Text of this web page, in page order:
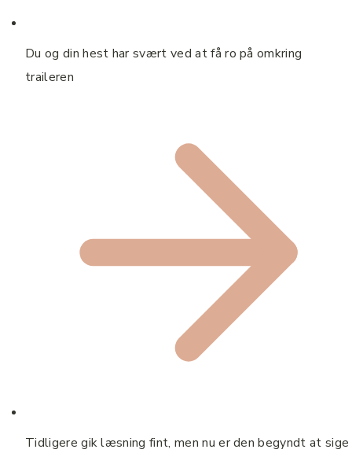
Du og din hest har svært ved at få ro på omkring
traileren
Tidligere gik læsning fint, men nu er den begyndt at sige